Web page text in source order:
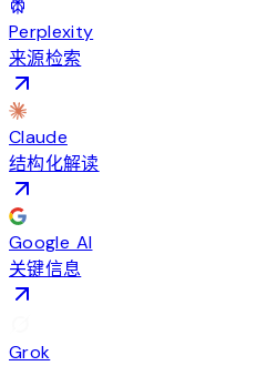
Perplexity
来源检索
Claude
结构化解读
Google AI
关键信息
Grok